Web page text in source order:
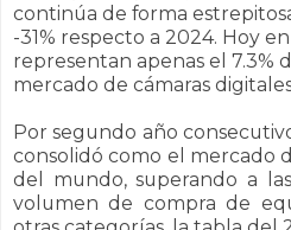
continúa de forma
-31% respecto a 2024. Hoy
representan apenas el 7.3%
mercado de cámaras
Por segundo año
consolidó como el mercado
del mundo, superando a
volumen de compra de